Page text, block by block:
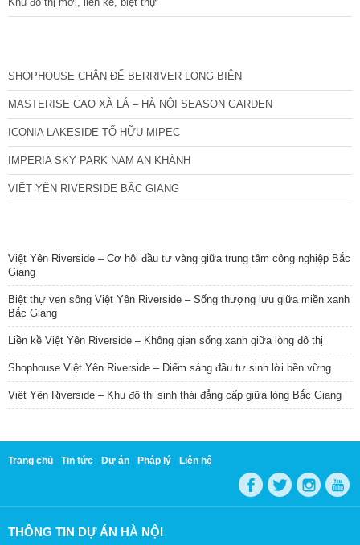
SHOPHOUSE CHÂN ĐẾ BERRIVER LONG BIÊN
MASTERISE CAO XÀ LÁ – HÀ NỘI SEASON GARDEN
ICONIA LAKESIDE TỐ HỮU MIPEC
IMPERIA SKY PARK NAM AN KHÁNH
VIỆT YÊN RIVERSIDE BẮC GIANG
Việt Yên Riverside – Cơ hội đầu tư vàng giữa trung tâm công nghiệp Bắc
Giang
Biệt thự ven sông Việt Yên Riverside – Sống thượng lưu giữa miền xanh
Bắc Giang
Liền kề Việt Yên Riverside – Không gian sống xanh giữa lòng đô thị
Shophouse Việt Yên Riverside – Điểm sáng đầu tư sinh lời bền vững
Việt Yên Riverside – Khu đô thị sinh thái đẳng cấp giữa lòng Bắc Giang
Trang chủ Tin tức Dự án Pháp lý Liên hệ
THÔNG TIN DỰ ÁN HÀ NỘI